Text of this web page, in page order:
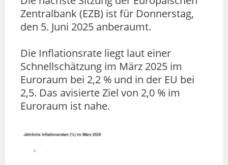
Zentralbank (EZB) ist für Donnerstag,
den 5. Juni 2025 anberaumt.
Die Inflationsrate liegt laut einer
Schnellschätzung im März 2025 im
Euroraum bei 2,2 % und in der EU bei
2,5. Das avisierte Ziel von 2,0 % im
Euroraum ist nahe.